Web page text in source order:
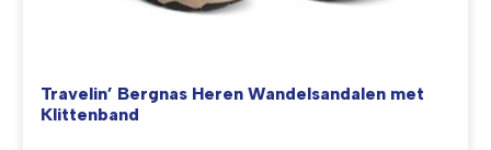
Travelin’ Bergnas Heren Wandelsandalen met
Klittenband